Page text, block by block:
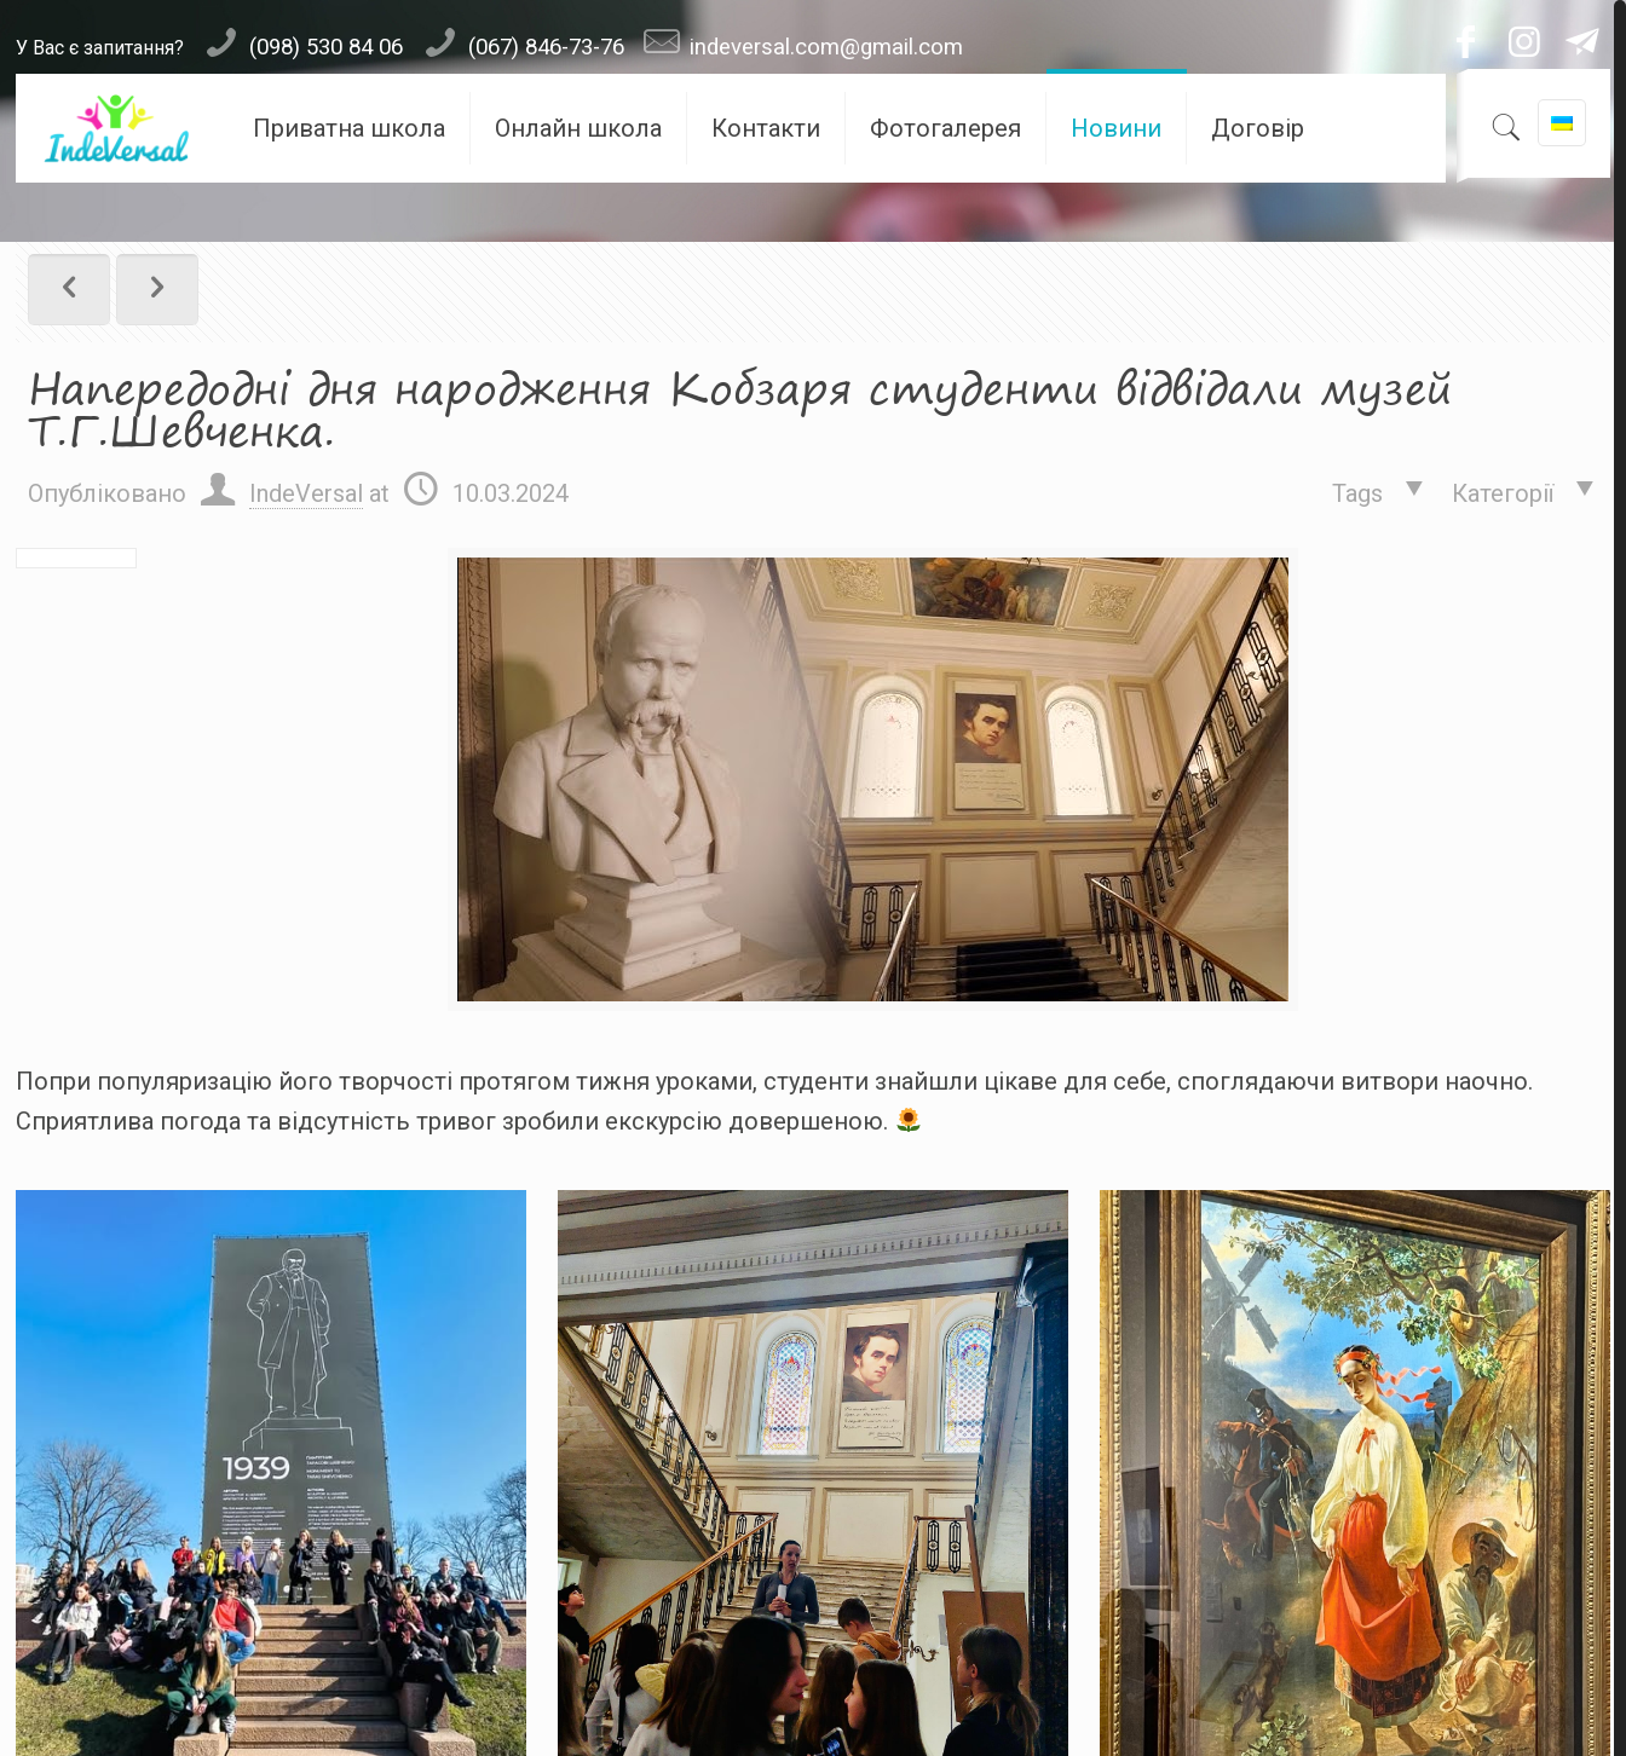
У Вас є запитання? (098) 530 84 06 (067) 846-73-76 indeversal.com@gmail.com
Приватна школа Онлайн школа Контакти Фотогалерея Новини Договір
Напередодні дня народження Кобзаря студенти відвідали музей
Т.Г.Шевченка.
Опубліковано IndeVersal at 10.03.2024 Категорії
Tags
Попри популяризацію його творчості протягом тижня уроками, студенти знайшли цікаве для себе, споглядаючи витвори наочно.
Сприятлива погода та відсутність тривог зробили екскурсію довершеною.